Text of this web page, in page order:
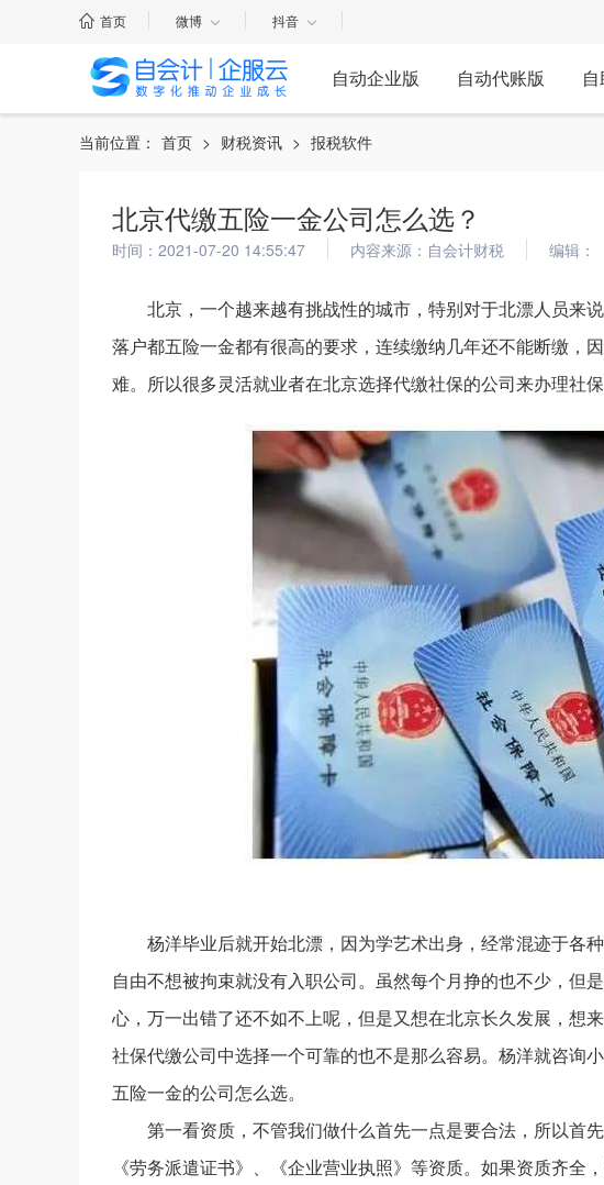
首页 微博 抖音
自动企业版 自动代账版
当前位置： 首页 > 财税资讯 > 报税软件
北京代缴五险一金公司怎么选？
时间：2021-07-20 14:55:47 内容来源：自会计财税 编辑：
北京，一个越来越有挑战性的城市，特别对于北漂人员来
落户都五险一金都有很高的要求，连续缴纳几年还不能断缴，
难。所以很多灵活就业者在北京选择代缴社保的公司来办理社
杨洋毕业后就开始北漂，因为学艺术出身，经常混迹于各
自由不想被拘束就没有入职公司。虽然每个月挣的也不少，但
心，万一出错了还不如不上呢，但是又想在北京长久发展，想
社保代缴公司中选择一个可靠的也不是那么容易。杨洋就咨询
五险一金的公司怎么选。
第一看资质，不管我们做什么首先一点是要合法，所以首
《劳务派遣证书》、《企业营业执照》等资质。如果资质齐全